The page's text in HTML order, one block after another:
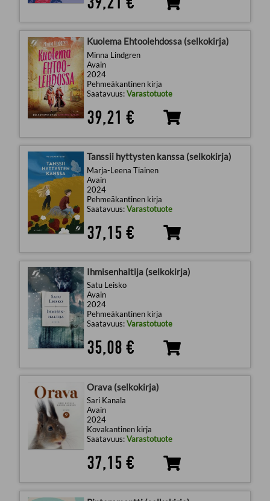
Kuolema Ehtoolehdossa (selkokirja)
Minna Lindgren
Avain
2024
Pehmeäkantinen kirja
Saatavuus:Varastotuote
39,21 €
Tanssii hyttysten kanssa (selkokirja)
Marja-Leena Tiainen
Avain
2024
Pehmeäkantinen kirja
Saatavuus:Varastotuote
37,15 €
Ihmisenhaltija (selkokirja)
Satu Leisko
Avain
2024
Pehmeäkantinen kirja
Saatavuus:Varastotuote
35,08 €
Orava (selkokirja)
Sari Kanala
Avain
2024
Kovakantinen kirja
Saatavuus:Varastotuote
37,15 €